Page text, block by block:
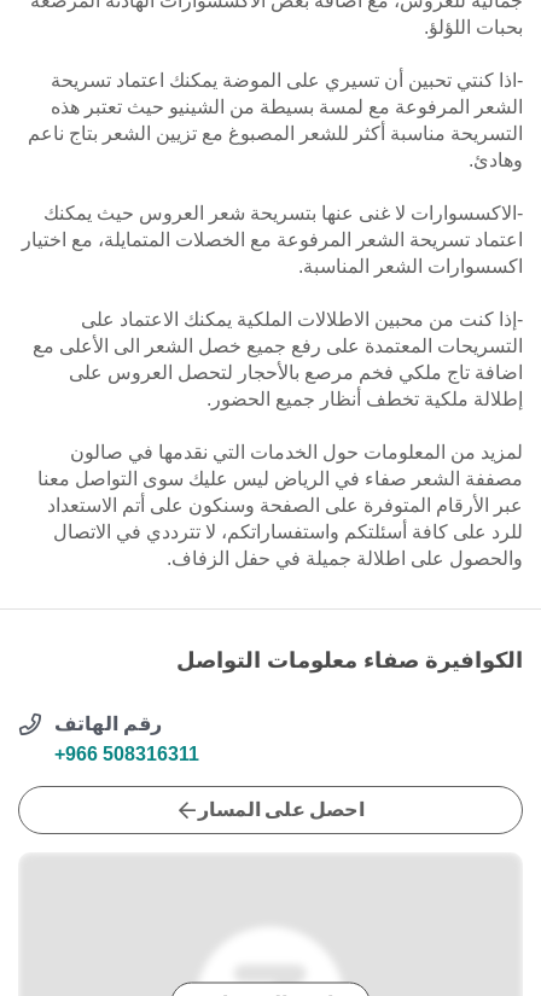
بحبات اللؤلؤ.
-اذا كنتي تحبين أن تسيري على الموضة يمكنك اعتماد تسريحة
الشعر المرفوعة مع لمسة بسيطة من الشينيو حيث تعتبر هذه
التسريحة مناسبة أكثر للشعر المصبوغ مع تزيين الشعر بتاج ناعم
وهادئ.
-الاكسسوارات لا غنى عنها بتسريحة شعر العروس حيث يمكنك
اعتماد تسريحة الشعر المرفوعة مع الخصلات المتمايلة، مع اختيار
اكسسوارات الشعر المناسبة.
-إذا كنت من محبين الاطلالات الملكية يمكنك الاعتماد على
التسريحات المعتمدة على رفع جميع خصل الشعر الى الأعلى مع
اضافة تاج ملكي فخم مرصع بالأحجار لتحصل العروس على
إطلالة ملكية تخطف أنظار جميع الحضور.
لمزيد من المعلومات حول الخدمات التي نقدمها في صالون
مصففة الشعر صفاء في الرياض ليس عليك سوى التواصل معنا
عبر الأرقام المتوفرة على الصفحة وسنكون على أتم الاستعداد
للرد على كافة أسئلتكم واستفساراتكم، لا تترددي في الاتصال
والحصول على اطلالة جميلة في حفل الزفاف.
الكوافيرة صفاء معلومات التواصل
رقم الهاتف
+966 508316311
احصل على المسار